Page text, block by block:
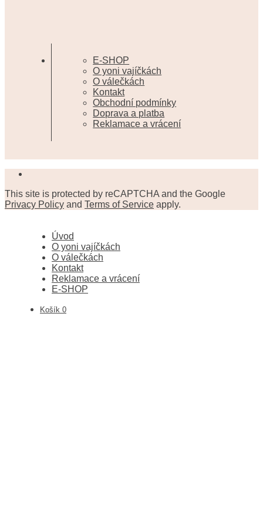
E-SHOP
O yoni vajíčkách
O válečkách
Kontakt
Obchodní podmínky
Doprava a platba
Reklamace a vrácení
This site is protected by reCAPTCHA and the Google
Privacy Policy and Terms of Service apply.
Úvod
O yoni vajíčkách
O válečkách
Kontakt
Reklamace a vrácení
E-SHOP
Košík 0